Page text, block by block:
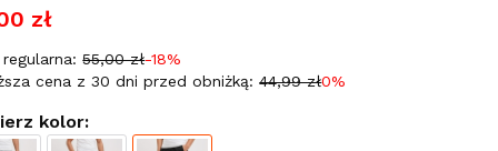
zł
regularna: 55,00 zł-18%
cena z 30 dni przed obniżką: 44,99 zł0%
kolor: